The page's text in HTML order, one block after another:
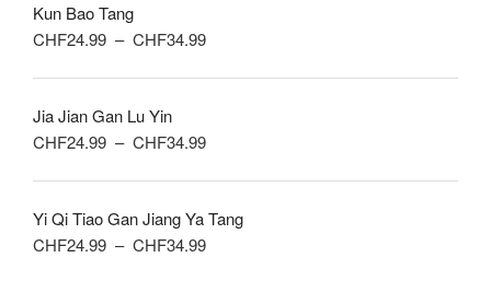
à
Kun Bao Tang
CHF24.99 – CHF34.99Plage
à
Jia Jian Gan Lu Yin
CHF24.99 – CHF34.99Plage
CHF24.99
à
Yi Qi Tiao Gan Jiang Ya Tang
CHF24.99 – CHF34.99Plage